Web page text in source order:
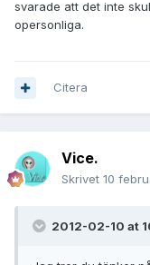
svarade att det inte
opersonliga.
Citera
Vice.
Skrivet 10
2012-02-10 at